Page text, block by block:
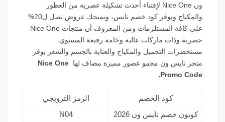
ون Nice One لإقتناء أحدث تشكيلة عصرية من العطور
والمكياج ويوفر كود خصم نايس، ويمنحك عروض تصل ل20%
على كافة المستلزمات ومن المعروف أن منتجات Nice One
حصرية وذات ماركات عالية وخامة رفيعة المستوي،
مستحضرات التجميل والمكياج والعناية بالجسم والشعر يوفر
متجر نايس ون مجمو عصور مميزة مضاف لها Nice One
Promo Code.
كود الخصم
الرمز الترويجي
كوبون خصم نايس ون 2026
N04